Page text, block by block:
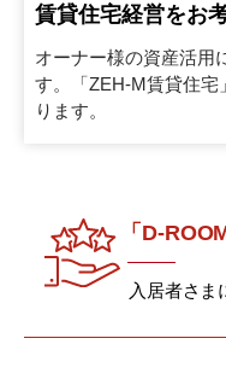
賃貸住宅経営をお
オーナー様の資産活用
す。
「ZEH-M賃貸住
ります。
「D-
入居者さま